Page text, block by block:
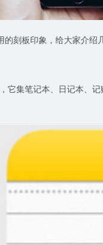
刻板印象，给大家介绍
它集笔记本、日记本、